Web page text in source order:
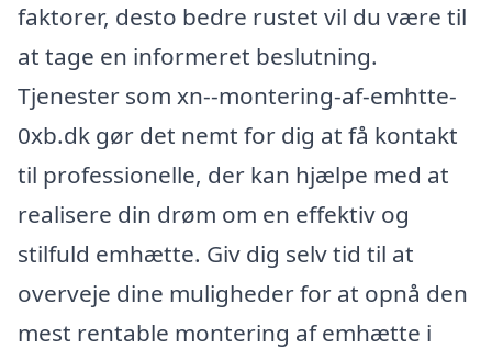
faktorer, desto bedre rustet vil du være til
at tage en informeret beslutning.
Tjenester som xn--montering-af-emhtte-
0xb.dk gør det nemt for dig at få kontakt
til professionelle, der kan hjælpe med at
realisere din drøm om en effektiv og
stilfuld emhætte. Giv dig selv tid til at
overveje dine muligheder for at opnå den
mest rentable montering af emhætte i